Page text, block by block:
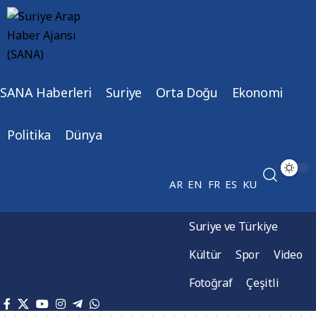
SANA Haberleri Suriye Orta Doğu Ekonomi
Politika Dünya
AR EN FR ES KU
Suriye ve Türkiye
Kültür
Spor
Video
Fotoğraf
Çeşitli